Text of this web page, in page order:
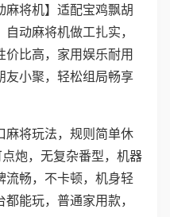
麻将机】适配宝鸡飘胡
动麻将机做工扎实，
价比高，家用娱乐耐用
友小聚，轻松组局畅享
麻将玩法，规则简单休
炮，无复杂番型，机器
流畅，不卡顿，机身轻
能玩，普通家用款，